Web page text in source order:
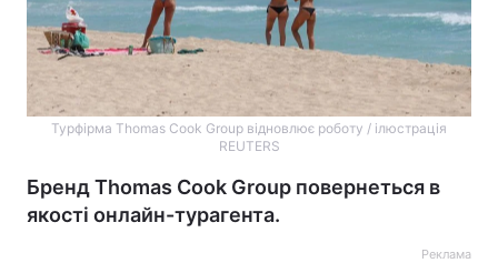
Турфірма Thomas Cook Group відновлює роботу / ілюстрація
REUTERS
Бренд Thomas Cook Group повернеться в
якості онлайн-турагента.
Реклама